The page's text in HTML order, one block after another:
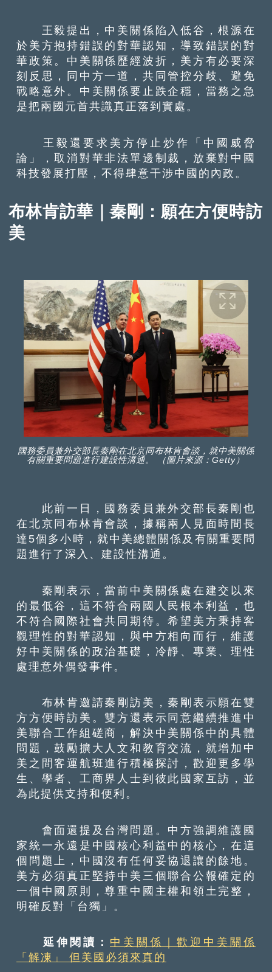
王毅提出，中美關係陷入低谷，根源在
於美方抱持錯誤的對華認知，導致錯誤的對
華政策。中美關係歷經波折，美方有必要深
刻反思，同中方一道，共同管控分歧、避免
戰略意外。中美關係要止跌企穩，當務之急
是把兩國元首共識真正落到實處。
王毅還要求美方停止炒作「中國威脅
論」，取消對華非法單邊制裁，放棄對中國
科技發展打壓，不得肆意干涉中國的內政。
布林肯訪華｜秦剛：願在方便時訪
美
國務委員兼外交部長秦剛在北京同布林肯會談，就中美關係
有關重要問題進行建設性溝通。 （圖片來源：Getty）
此前一日，國務委員兼外交部長秦剛也
在北京同布林肯會談，據稱兩人見面時間長
達5個多小時，就中美總體關係及有關重要問
題進行了深入、建設性溝通。
秦剛表示，當前中美關係處在建交以來
的最低谷，這不符合兩國人民根本利益，也
不符合國際社會共同期待。希望美方秉持客
觀理性的對華認知，與中方相向而行，維護
好中美關係的政治基礎，冷靜、專業、理性
處理意外偶發事件。
布林肯邀請秦剛訪美，秦剛表示願在雙
方方便時訪美。雙方還表示同意繼續推進中
美聯合工作組磋商，解決中美關係中的具體
問題，鼓勵擴大人文和教育交流，就增加中
美之間客運航班進行積極探討，歡迎更多學
生、學者、工商界人士到彼此國家互訪，並
為此提供支持和便利。
會面還提及台灣問題。中方強調維護國
家統一永遠是中國核心利益中的核心，在這
個問題上，中國沒有任何妥協退讓的餘地。
美方必須真正堅持中美三個聯合公報確定的
一個中國原則，尊重中國主權和領土完整，
明確反對「台獨」。
延伸閱讀： 中美關係｜歡迎中美關係
「解凍」 但美國必須來真的